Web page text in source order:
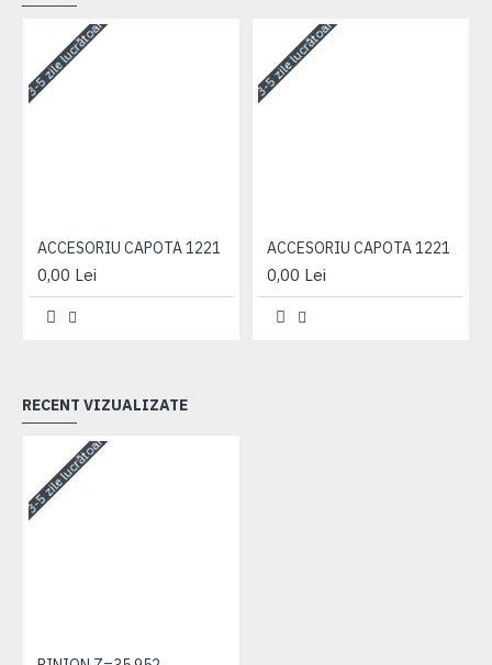
3-5 zile lucrătoare
ACCESORIU CAPOTA 1221
0,00 Lei
3-5 zile lucrătoare
ACCESORIU CAPOTA 1221
0,00 Lei
RECENT VIZUALIZATE
3-5 zile lucrătoare